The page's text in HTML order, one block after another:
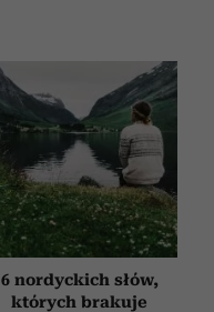
6 nordyckich słów,
których brakuje